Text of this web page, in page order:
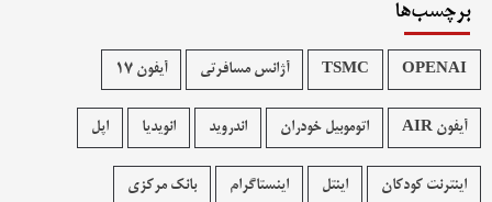
برچسب‌ها
OPENAI
TSMC آژانس مسافرتی آیفون 17
آیفون AIR اتوموبیل خودران اندروید انویدیا اپل
اینترنت کودکان اینتل اینستاگرام بانک مرکزی